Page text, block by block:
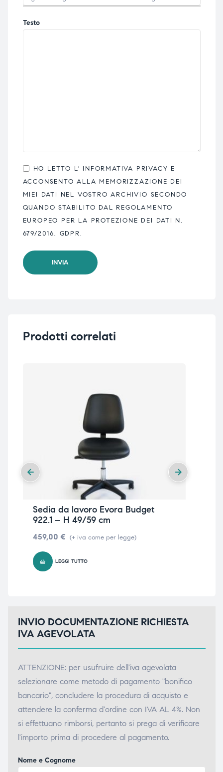
Testo
HO LETTO L' INFORMATIVA PRIVACY E
ACCONSENTO ALLA MEMORIZZAZIONE DEI
MIEI DATI NEL VOSTRO ARCHIVIO SECONDO
QUANDO STABILITO DAL REGOLAMENTO
EUROPEO PER LA PROTEZIONE DEI DATI N.
679/2016, GDPR.
Prodotti correlati
Sedia da lavoro Evora Budget
922.1 – H 49/59 cm
459,00 € (+ iva come per legge)
LEGGI TUTTO
INVIO DOCUMENTAZIONE RICHIESTA
IVA AGEVOLATA
ATTENZIONE: per usufruire dell'iva agevolata
selezionare come metodo di pagamento "bonifico
bancario", concludere la procedura di acquisto e
attendere la conferma d'ordine con IVA AL 4%. Non
si effettuano rimborsi, pertanto si prega di verificare
l'importo prima di procedere al pagamento.
Nome e Cognome